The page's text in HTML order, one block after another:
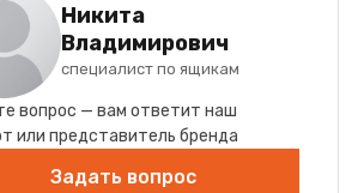
Никита
Владимирович
специалист по ящикам
вопрос — вам ответит наш
или представитель бренда
Задать вопрос